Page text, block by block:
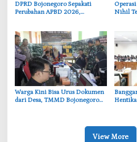
‎DPRD Bojonegoro Sepakati
Perubahan APBD 2026,
Nihil
‎Warga Kini Bisa Urus Dokumen
dari Desa, TMMD Bojonegoro
View More